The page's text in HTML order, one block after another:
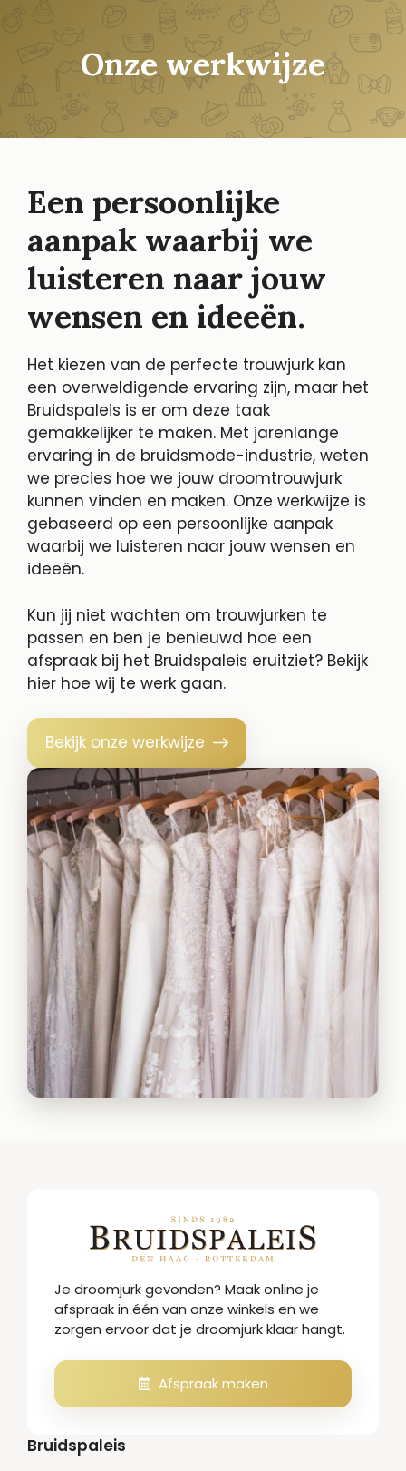
Onze werkwijze
Een persoonlijke
aanpak waarbij we
luisteren naar jouw
wensen en ideeën.
Het kiezen van de perfecte trouwjurk kan
een overweldigende ervaring zijn, maar het
Bruidspaleis is er om deze taak
gemakkelijker te maken. Met jarenlange
ervaring in de bruidsmode-industrie, weten
we precies hoe we jouw droomtrouwjurk
kunnen vinden en maken. Onze werkwijze is
gebaseerd op een persoonlijke aanpak
waarbij we luisteren naar jouw wensen en
ideeën.
Kun jij niet wachten om trouwjurken te
passen en ben je benieuwd hoe een
afspraak bij het Bruidspaleis eruitziet? Bekijk
hier hoe wij te werk gaan.
Bekijk onze werkwijze
Je droomjurk gevonden? Maak online je
afspraak in één van onze winkels en we
zorgen ervoor dat je droomjurk klaar hangt.
Afspraak maken
Bruidspaleis